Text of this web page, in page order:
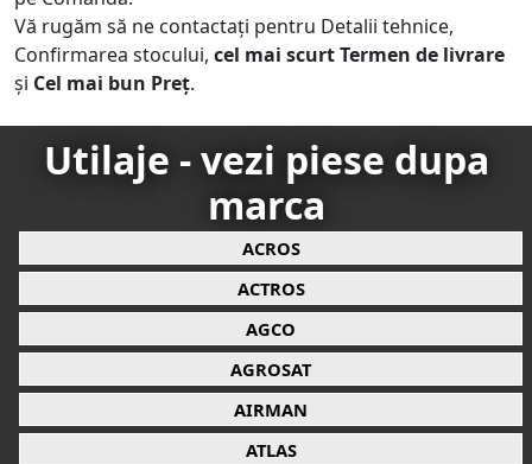
Vă rugăm să ne contactați pentru Detalii tehnice,
Confirmarea stocului, cel mai scurt Termen de livrare
și Cel mai bun Preț.
Utilaje - vezi piese dupa
marca
ACROS
ACTROS
AGCO
AGROSAT
AIRMAN
ATLAS